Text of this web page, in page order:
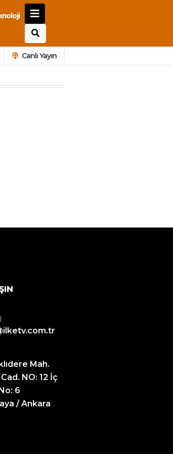
Canlı Yayın
Mah.
NO: 12 İç
6
/ Ankara